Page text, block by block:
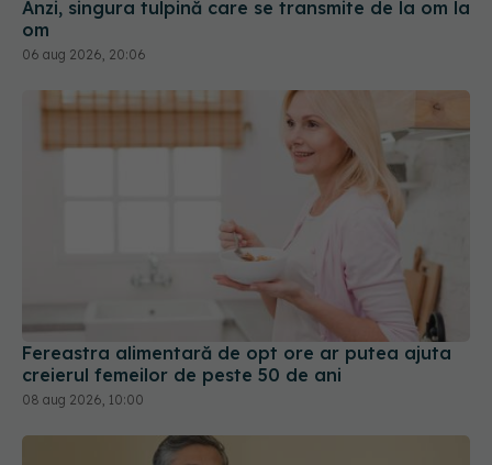
Fereastra alimentară de opt ore ar putea ajuta
creierul femeilor de peste 50 de ani
08 aug 2026, 10:00